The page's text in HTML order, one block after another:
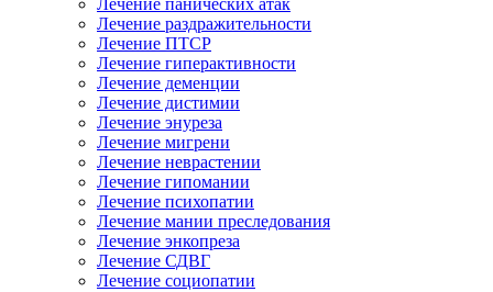
Лечение панических атак
Лечение раздражительности
Лечение ПТСР
Лечение гиперактивности
Лечение деменции
Лечение дистимии
Лечение энуреза
Лечение мигрени
Лечение неврастении
Лечение гипомании
Лечение психопатии
Лечение мании преследования
Лечение энкопреза
Лечение СДВГ
Лечение социопатии